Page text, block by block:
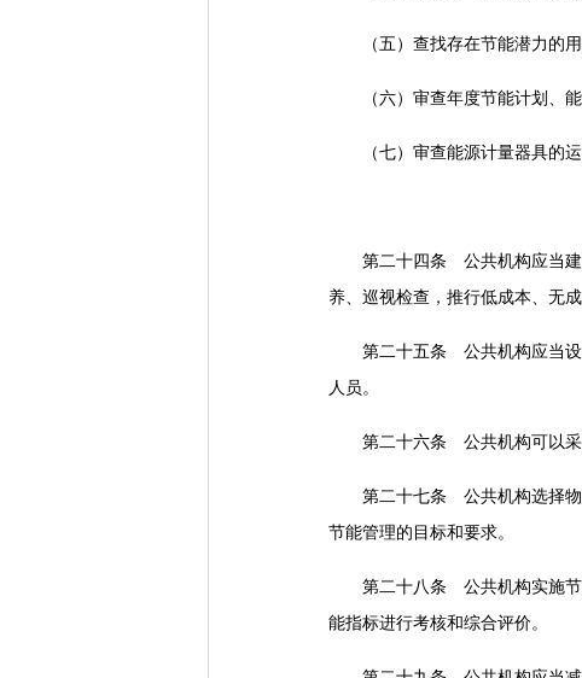
（五）查找存在节能潜力的用
（六）审查年度节能计划、能
（七）审查能源计量器具的运
第二十四条 公共机构应当建立
养、巡视检查，推行低成本、无成
第二十五条 公共机构应当设置
人员。
第二十六条 公共机构可以采用
第二十七条 公共机构选择物业
节能管理的目标和要求。
第二十八条 公共机构实施节能
能指标进行考核和综合评价。